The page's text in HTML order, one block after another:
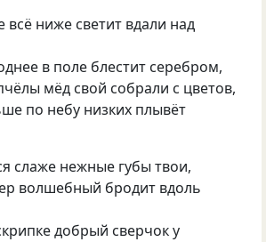
всё ниже светит вдали над
в поле блестит серебром,
мёд свой собрали с цветов,
по небу низких плывёт
слаже нежные губы твои,
волшебный бродит вдоль
добрый сверчок у